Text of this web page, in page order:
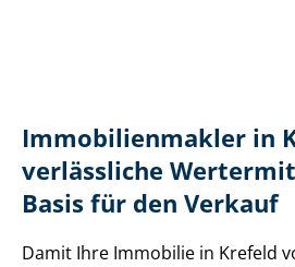
Im­mo­bi­li­en­mak­ler in
verlässliche
Basis für den Verkauf
Damit Ihre Immobilie in Krefeld